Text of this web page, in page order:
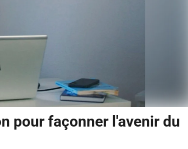
pour façonner l'avenir du